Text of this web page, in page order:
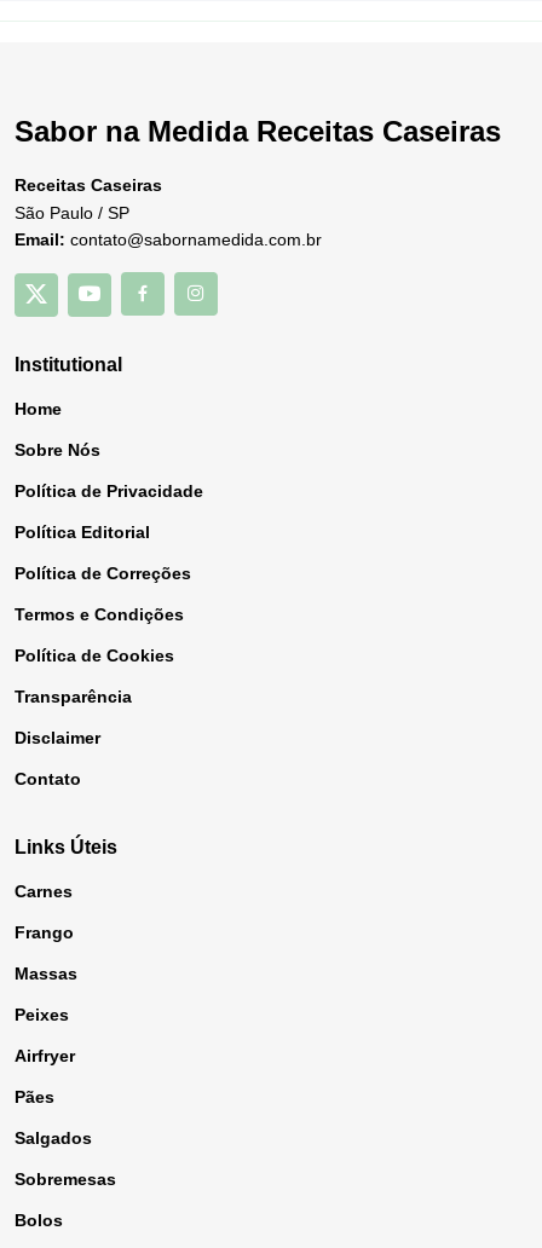
Sabor na Medida Receitas Caseiras
Receitas Caseiras
São Paulo / SP
Email: contato@sabornamedida.com.br
Institutional
Home
Sobre Nós
Política de Privacidade
Política Editorial
Política de Correções
Termos e Condições
Política de Cookies
Transparência
Disclaimer
Contato
Links Úteis
Carnes
Frango
Massas
Peixes
Airfryer
Pães
Salgados
Sobremesas
Bolos